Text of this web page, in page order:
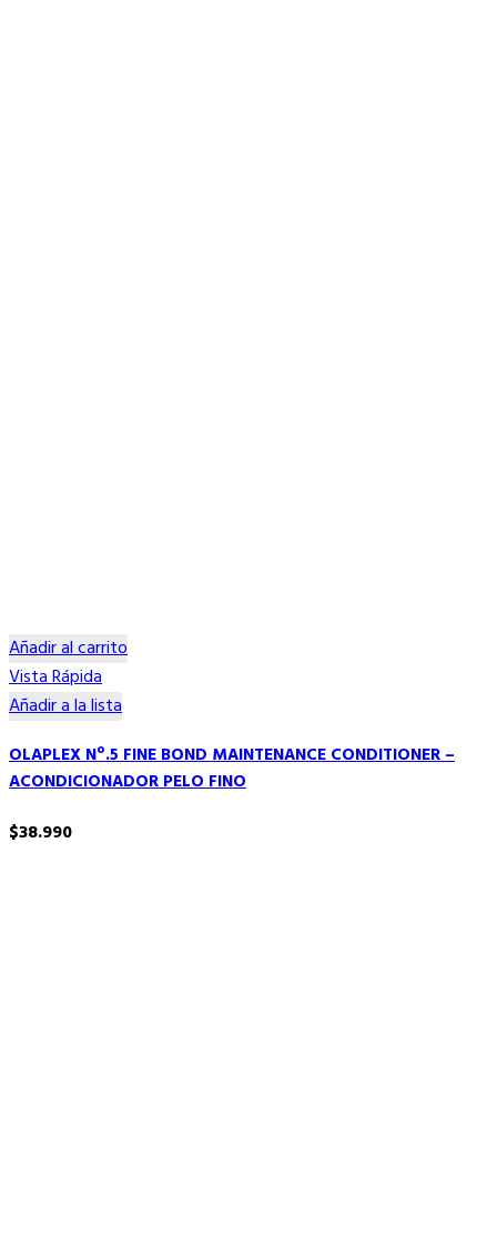
Añadir al carrito
Vista Rápida
Añadir a la lista
OLAPLEX Nº.5 FINE BOND MAINTENANCE CONDITIONER –
ACONDICIONADOR PELO FINO
$38.990